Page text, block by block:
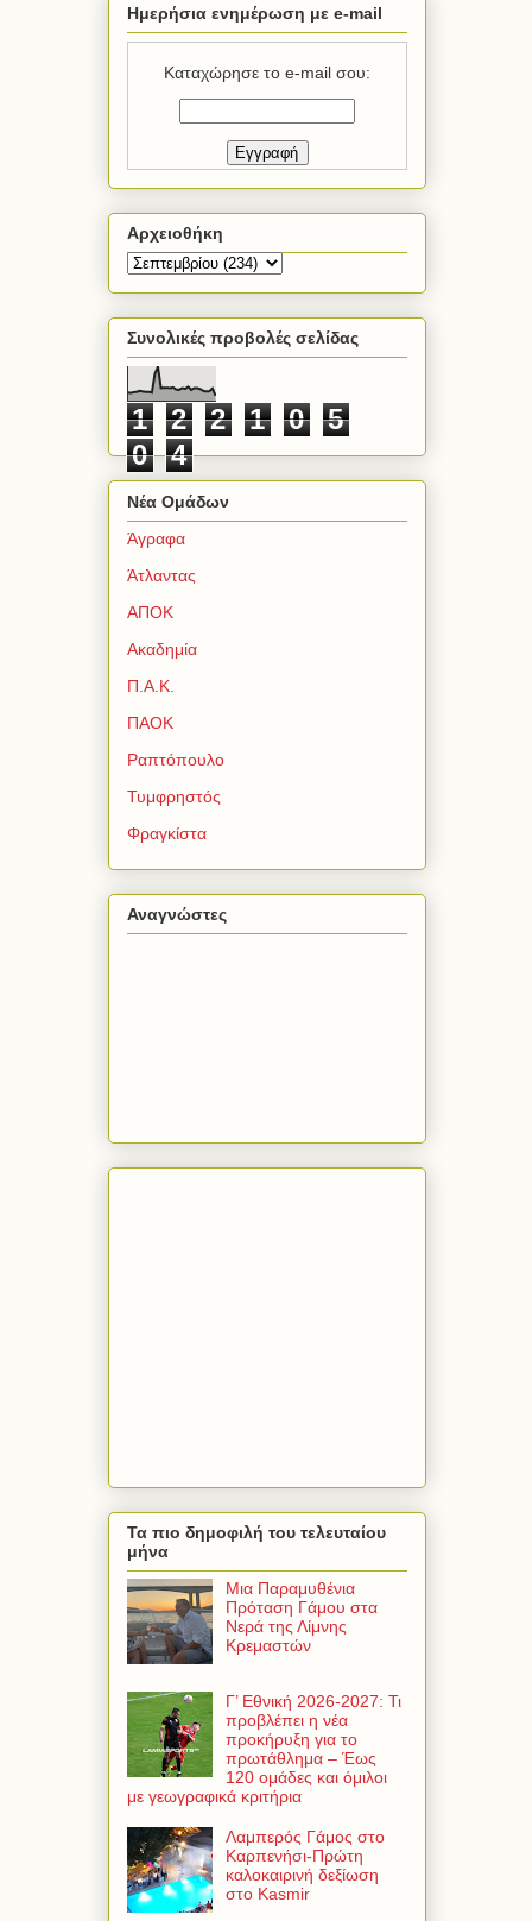
Ημερήσια ενημέρωση με e-mail
Καταχώρησε το e-mail σου:
Αρχειοθήκη
Συνολικές προβολές σελίδας
1 2 2 1 0
5
0
4
Νέα Ομάδων
Άγραφα
Άτλαντας
ΑΠΟΚ
Ακαδημία
Π.Α.Κ.
ΠΑΟΚ
Ραπτόπουλο
Τυμφρηστός
Φραγκίστα
Αναγνώστες
Τα πιο δημοφιλή του τελευταίου
μήνα
Μια Παραμυθένια
Πρόταση Γάμου στα
Νερά της Λίμνης
Κρεμαστών
Γ’ Εθνική 2026-2027: Τι
προβλέπει η νέα
προκήρυξη για το
πρωτάθλημα – Έως
120 ομάδες και όμιλοι
με γεωγραφικά κριτήρια
Λαμπερός Γάμος στο
Καρπενήσι-Πρώτη
καλοκαιρινή δεξίωση
στο Kasmir